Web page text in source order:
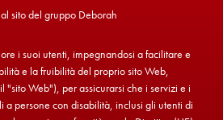
al sito del gruppo Deborah
i suoi utenti, impegnandosi a facilitare e
e la fruibilità del proprio sito Web,
"sito Web"), per assicurarsi che i servizi e i
a persone con disabilità, inclusi gli utenti di